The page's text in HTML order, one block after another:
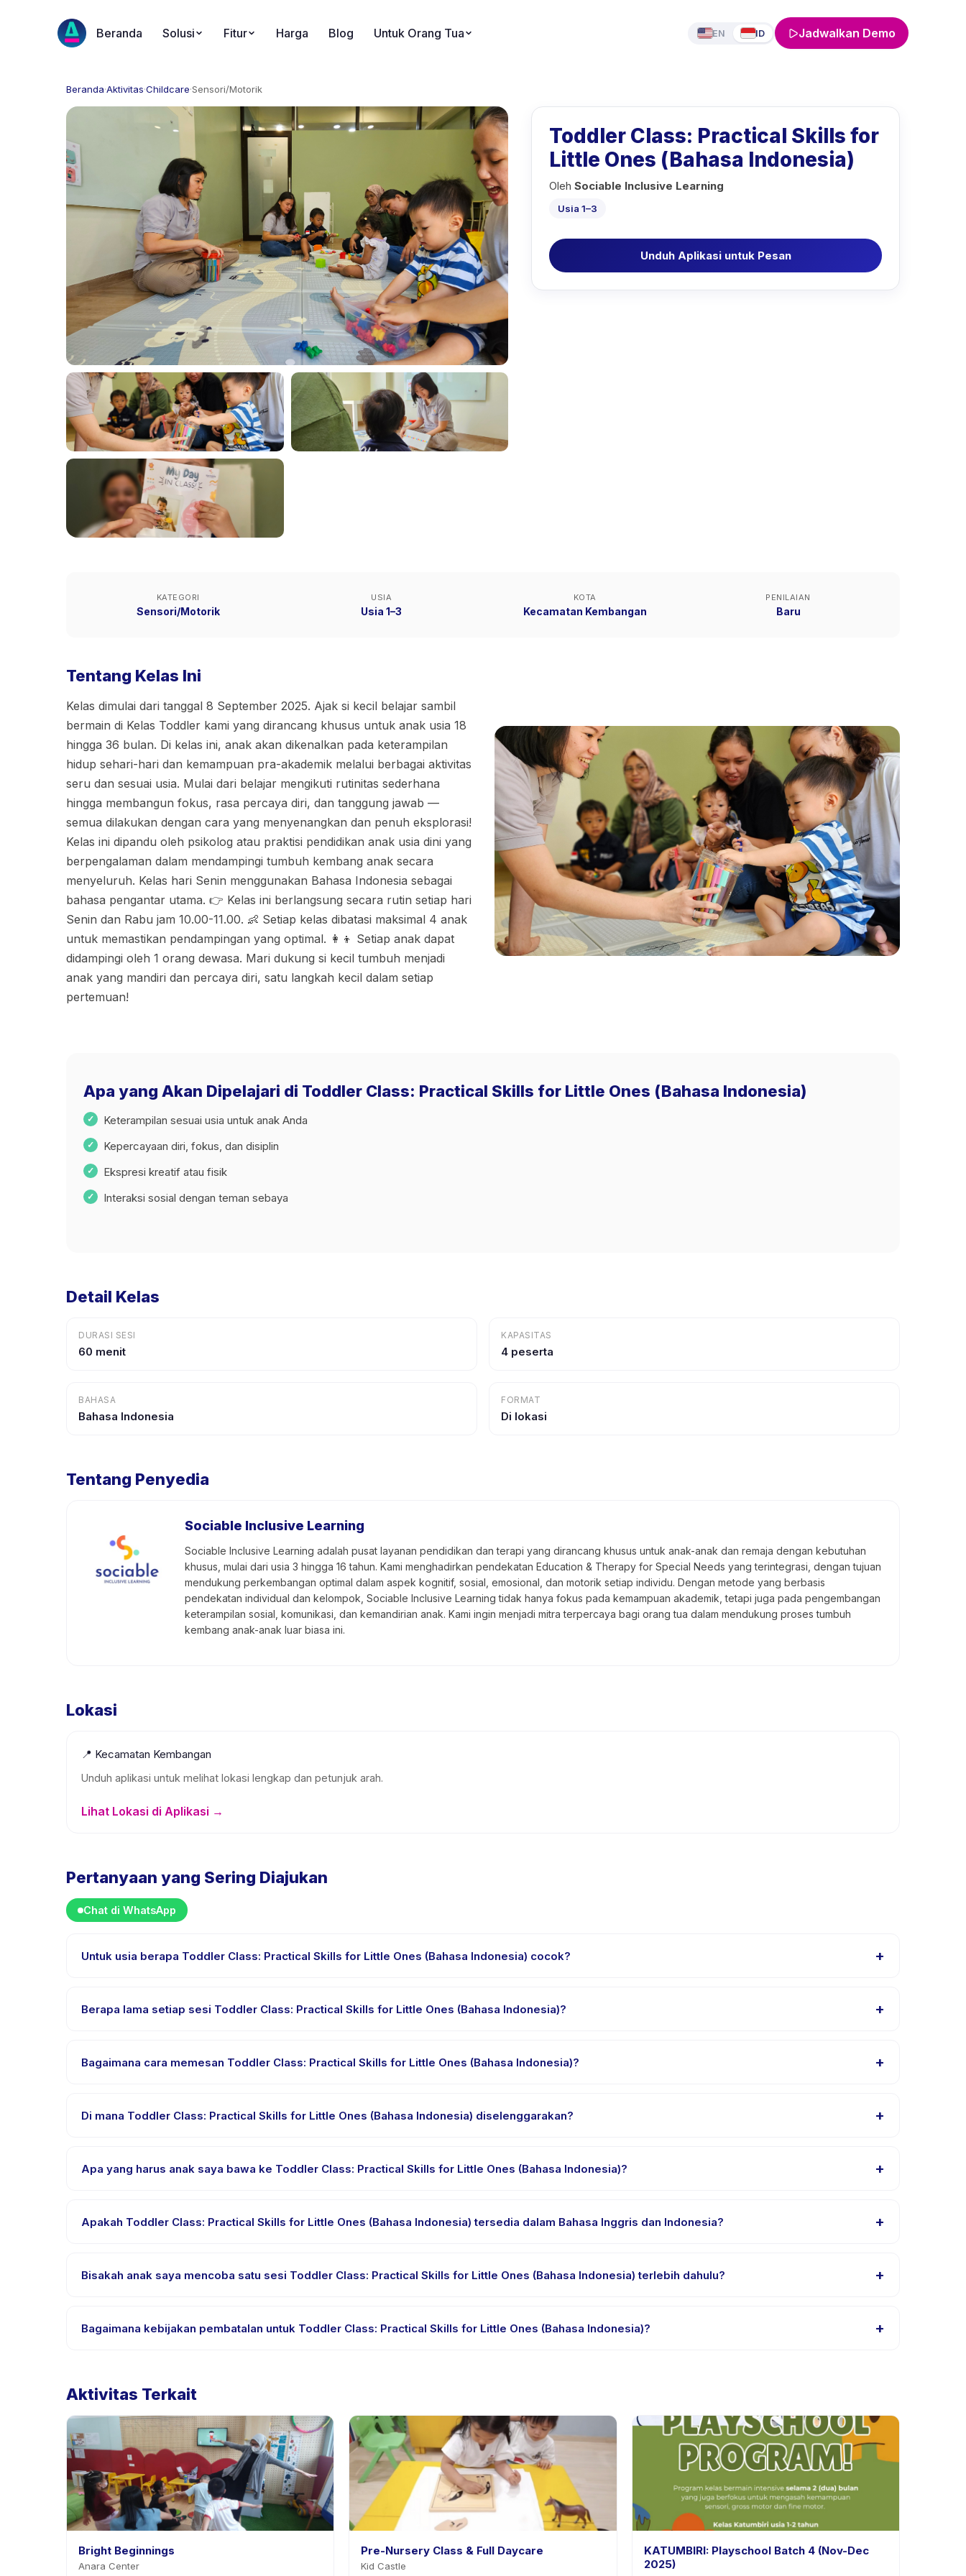
Beranda Solusi Fitur Harga Blog Untuk Orang Tua EN ID Jadwalkan Demo
Beranda·Aktivitas·Childcare·Sensori/Motorik
Toddler Class: Practical Skills for
Little Ones (Bahasa Indonesia)
Oleh Sociable Inclusive Learning
Usia 1–3
Unduh Aplikasi untuk Pesan
KATEGORI
Sensori/Motorik
USIA
Usia 1–3
KOTA
Kecamatan Kembangan
PENILAIAN
Baru
Tentang Kelas Ini
Kelas dimulai dari tanggal 8 September 2025. Ajak si kecil belajar sambil
bermain di Kelas Toddler kami yang dirancang khusus untuk anak usia 18
hingga 36 bulan. Di kelas ini, anak akan dikenalkan pada keterampilan
hidup sehari-hari dan kemampuan pra-akademik melalui berbagai aktivitas
seru dan sesuai usia. Mulai dari belajar mengikuti rutinitas sederhana
hingga membangun fokus, rasa percaya diri, dan tanggung jawab —
semua dilakukan dengan cara yang menyenangkan dan penuh eksplorasi!
Kelas ini dipandu oleh psikolog atau praktisi pendidikan anak usia dini yang
berpengalaman dalam mendampingi tumbuh kembang anak secara
menyeluruh. Kelas hari Senin menggunakan Bahasa Indonesia sebagai
bahasa pengantar utama. 👉 Kelas ini berlangsung secara rutin setiap hari
Senin dan Rabu jam 10.00-11.00. 👶 Setiap kelas dibatasi maksimal 4 anak
untuk memastikan pendampingan yang optimal. 👩‍👦 Setiap anak dapat
didampingi oleh 1 orang dewasa. Mari dukung si kecil tumbuh menjadi
anak yang mandiri dan percaya diri, satu langkah kecil dalam setiap
pertemuan!
Apa yang Akan Dipelajari di Toddler Class: Practical Skills for Little Ones (Bahasa Indonesia)
Keterampilan sesuai usia untuk anak Anda
Kepercayaan diri, fokus, dan disiplin
Ekspresi kreatif atau fisik
Interaksi sosial dengan teman sebaya
Detail Kelas
DURASI SESI
60 menit
KAPASITAS
4 peserta
BAHASA
Bahasa Indonesia
FORMAT
Di lokasi
Tentang Penyedia
Sociable Inclusive Learning
Sociable Inclusive Learning adalah pusat layanan pendidikan dan terapi yang dirancang khusus untuk anak-anak dan remaja dengan kebutuhan
khusus, mulai dari usia 3 hingga 16 tahun. Kami menghadirkan pendekatan Education & Therapy for Special Needs yang terintegrasi, dengan tujuan
mendukung perkembangan optimal dalam aspek kognitif, sosial, emosional, dan motorik setiap individu. Dengan metode yang berbasis
pendekatan individual dan kelompok, Sociable Inclusive Learning tidak hanya fokus pada kemampuan akademik, tetapi juga pada pengembangan
keterampilan sosial, komunikasi, dan kemandirian anak. Kami ingin menjadi mitra terpercaya bagi orang tua dalam mendukung proses tumbuh
kembang anak-anak luar biasa ini.
Lokasi
📍 Kecamatan Kembangan
Unduh aplikasi untuk melihat lokasi lengkap dan petunjuk arah.
Lihat Lokasi di Aplikasi →
Pertanyaan yang Sering Diajukan
Chat di WhatsApp
Untuk usia berapa Toddler Class: Practical Skills for Little Ones (Bahasa Indonesia) cocok? +
kemampuan dalam rentang usia ini sehingga setiap anak mendapat tantangan yang sesuai.
Berapa lama setiap sesi Toddler Class: Practical Skills for Little Ones (Bahasa Indonesia)? +
Bagaimana cara memesan Toddler Class: Practical Skills for Little Ones (Bahasa Indonesia)? +
instan. Anda akan menerima konfirmasi segera setelah pembayaran berhasil.
Di mana Toddler Class: Practical Skills for Little Ones (Bahasa Indonesia) diselenggarakan? +
Apa yang harus anak saya bawa ke Toddler Class: Practical Skills for Little Ones (Bahasa Indonesia)? +
Penyedia akan mengonfirmasi dalam email pemesanan.
Apakah Toddler Class: Practical Skills for Little Ones (Bahasa Indonesia) tersedia dalam Bahasa Inggris dan Indonesia? +
Inggris, cek halaman detail aktivitas untuk bahasa yang didukung.
Bisakah anak saya mencoba satu sesi Toddler Class: Practical Skills for Little Ones (Bahasa Indonesia) terlebih dahulu? +
atau hubungi penyedia melalui aplikasi.
Bagaimana kebijakan pembatalan untuk Toddler Class: Practical Skills for Little Ones (Bahasa Indonesia)? +
Aktivitas Terkait
Bright Beginnings
Anara Center
Pre-Nursery Class & Full Daycare
Kid Castle
KATUMBIRI: Playschool Batch 4 (Nov-Dec
2025)